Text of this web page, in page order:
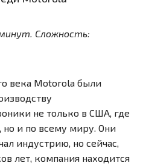
. Сложность:
века Motorola были
не только в США, где
но и по всему миру. Они
индустрию, но сейчас,
лет, компания находится